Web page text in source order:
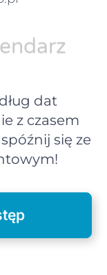
dat
z czasem
się ze